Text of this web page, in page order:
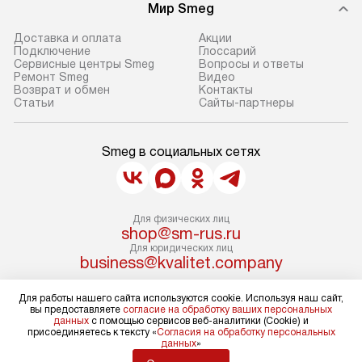
В день, согласованный с вами,
упакованный товар до подъезда.
Если вам необходимо доставить
покупку до двери вашей квартиры
или места установки, пожалуйста,
с менеджером. За эту услугу будет
взиматься дополнительная плата.
Обратите внимание на размеры
холодильника не позволяют
пронести его через дверной проем,
сотрудники транспортной службы
демонтаж дверцы, ручек или других
выступающих элементов, так как
это может повлечь отказ в ремонте
в себя снятие
отдельных
материалы,
и регулярное
помогают
Мир Smeg
Доставка и оплата
Подключение
Сервисные центры Smeg
Ремонт Smeg
Возврат и обмен
Статьи
Акции
Глоссарий
Вопросы и ответы
Видео
Контакты
Сайты-партнеры
Smeg в социальных сетях
Для физических лиц
shop@sm-rus.ru
Для юридических лиц
business@kvalitet.company
НАПИСАТЬ РУКОВОДСТВУ
Политика конфиденциальности
Условия продажи
Для работы нашего сайта используются cookie. Используя наш сайт,
вы предоставляете согласие на обработку ваших персональных
данных с помощью сервисов веб-аналитики (Cookie) и
присоединяетесь к тексту «Согласия на обработку персональных
данных»